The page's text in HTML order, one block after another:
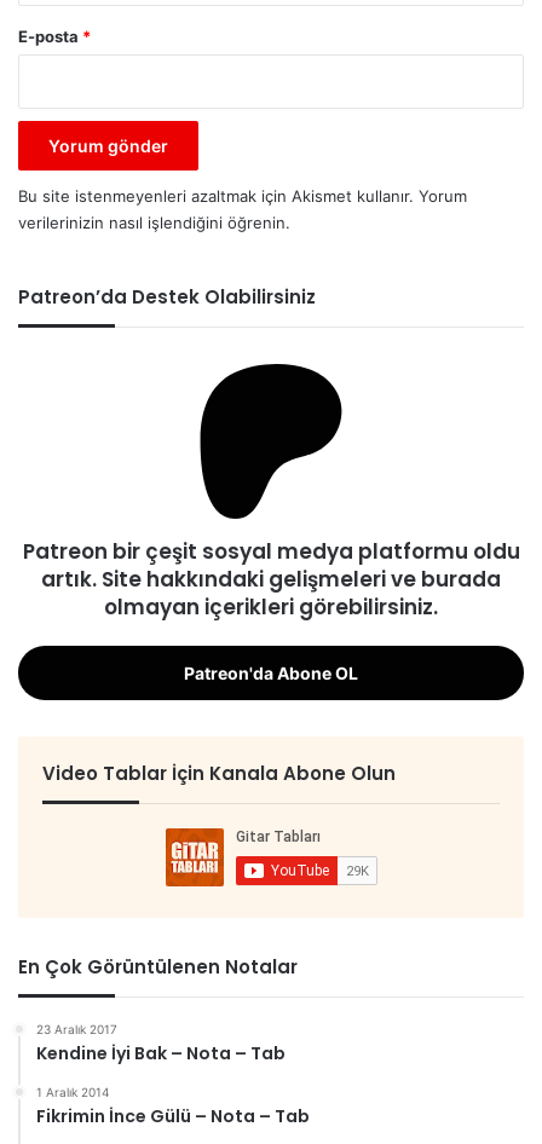
E-posta *
Bu site istenmeyenleri azaltmak için Akismet kullanır. Yorum
verilerinizin nasıl işlendiğini öğrenin.
Patreon’da Destek Olabilirsiniz
Patreon bir çeşit sosyal medya platformu oldu
artık. Site hakkındaki gelişmeleri ve burada
olmayan içerikleri görebilirsiniz.
Patreon'da Abone OL
Video Tablar İçin Kanala Abone Olun
En Çok Görüntülenen Notalar
23 Aralık 2017
Kendine İyi Bak – Nota – Tab
1 Aralık 2014
Fikrimin İnce Gülü – Nota – Tab